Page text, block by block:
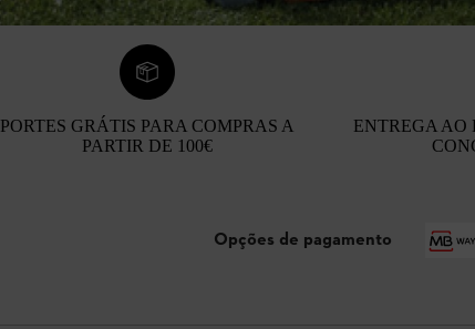
PORTES GRÁTIS PARA COMPRAS A
PARTIR DE 100€
ENTREGA AO
Opções de pagamento